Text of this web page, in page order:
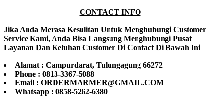
CONTACT INFO
Jika Anda Merasa Kesulitan Untuk Menghubungi Customer
Service Kami, Anda Bisa Langsung Menghubungi Pusat
Layanan Dan Keluhan Customer Di Contact Di Bawah Ini
Alamat : Campurdarat, Tulungagung 66272
Phone : 0813-3367-5088
Email : ORDERMARMER@GMAIL.COM
Whatsapp : 0858-5262-6380